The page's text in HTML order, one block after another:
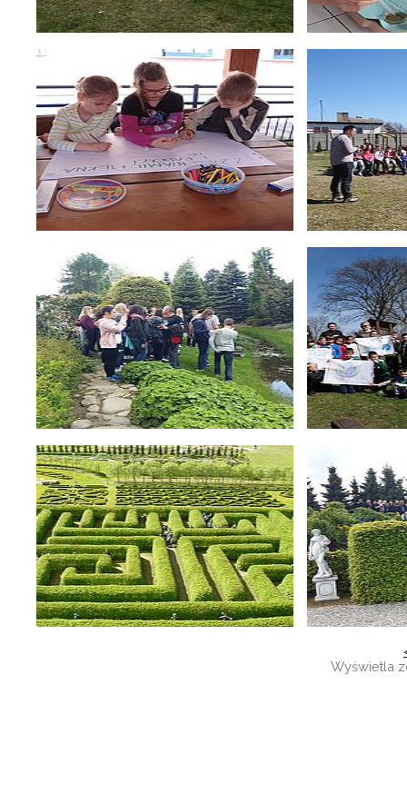
Wyświetla